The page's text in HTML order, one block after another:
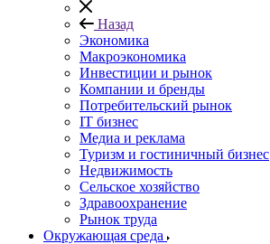
Назад
Экономика
Макроэкономика
Инвестиции и рынок
Компании и бренды
Потребительский рынок
IT бизнес
Медиа и реклама
Туризм и гостиничный бизнес
Недвижимость
Сельское хозяйство
Здравоохранение
Рынок труда
Окружающая среда